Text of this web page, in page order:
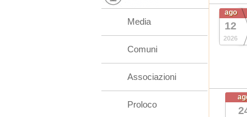
ago
12
2026
Media
Comuni
Associazioni
Proloco